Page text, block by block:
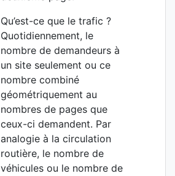
Qu’est-ce que le trafic ?
Quotidiennement, le
nombre de demandeurs à
un site seulement ou ce
nombre combiné
géométriquement au
nombres de pages que
ceux-ci demandent. Par
analogie à la circulation
routière, le nombre de
véhicules ou le nombre de